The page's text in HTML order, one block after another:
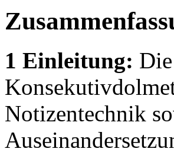
1 Einleitung:
Notizentechnik